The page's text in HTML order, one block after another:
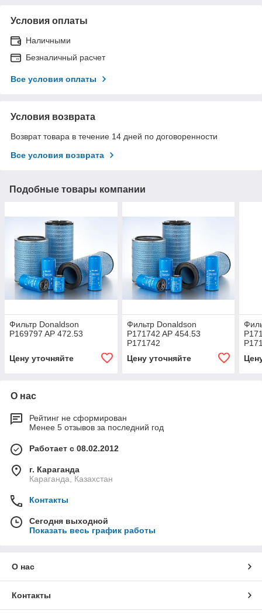
Условия оплаты
Наличными
Безналичный расчет
Все условия оплаты
Условия возврата
Возврат товара в течение 14 дней по договоренности
Все условия возврата
Подобные товары компании
Фильтр Donaldson
P169797 AP 472.53
Цену уточняйте
Фильтр Donaldson
P171742 AP 454.53
P171742
Цену уточняйте
О нас
Рейтинг не сформирован
Менее 5 отзывов за последний год
Работает с 08.02.2012
г. Караганда
Караганда, Казахстан
Контакты
Сегодня выходной
Показать весь график работы
О нас
Контакты